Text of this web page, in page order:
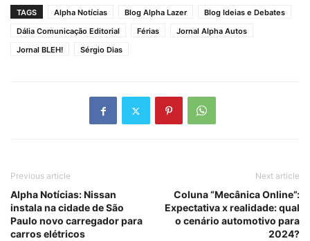
TAGS Alpha Notícias Blog Alpha Lazer
Blog Ideias e Debates
Dália Comunicação Editorial
Férias
Jornal Alpha Autos
Jornal BLEH!
Sérgio Dias
Previous article
Alpha Notícias: Nissan
instala na cidade de São
Paulo novo carregador para
carros elétricos
Next article
Coluna “Mecânica Online”:
Expectativa x realidade: qual
o cenário automotivo para
2024?